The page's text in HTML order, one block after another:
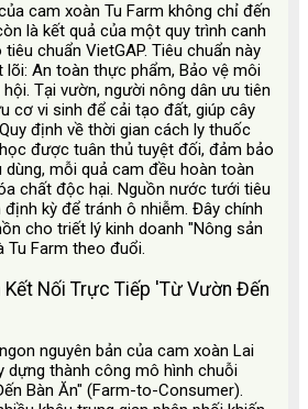
cam xoàn Tu Farm không chỉ đến
là kết quả của một quy trình canh
chuẩn VietGAP. Tiêu chuẩn này
An toàn thực phẩm, Bảo vệ môi
Tại vườn, người nông dân ưu tiên
cơ vi sinh để cải tạo đất, giúp cây
định về thời gian cách ly thuốc
được tuân thủ tuyệt đối, đảm bảo
mỗi quả cam đều hoàn toàn
chất độc hại. Nguồn nước tưới tiêu
kỳ để tránh ô nhiễm. Đây chính
cho triết lý kinh doanh "Nông sản
Farm theo đuổi.
Kết Nối Trực Tiếp 'Từ Vườn Đến
nguyên bản của cam xoàn Lai
dựng thành công mô hình chuỗi
Bàn Ăn" (Farm-to-Consumer).